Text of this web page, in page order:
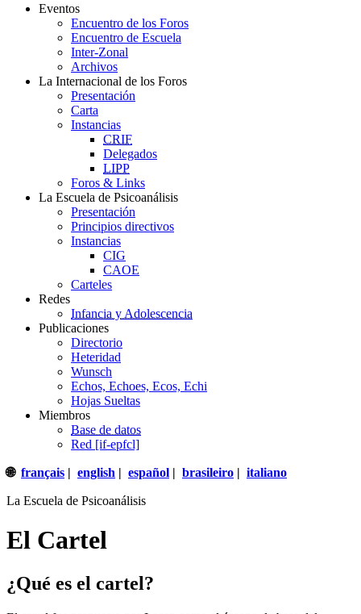
Eventos
Encuentro de los Foros
Encuentro de Escuela
Inter-Zonal
Archivos
La Internacional de los Foros
Presentación
Carta
Instancias
CRIF
Delegados
LIPP
Foros & Links
La Escuela de Psicoanálisis
Presentación
Principios directivos
Instancias
CIG
CAOE
Carteles
Redes
Infancia y Adolescencia
Publicaciones
Directorio
Heteridad
Wunsch
Echos, Echoes, Ecos, Echi
Hojas Sueltas
Miembros
Base de datos
Red [if-epfcl]
🌐 français | english | español | brasileiro | italiano
La Escuela de Psicoanálisis
El Cartel
¿Qué es el cartel?